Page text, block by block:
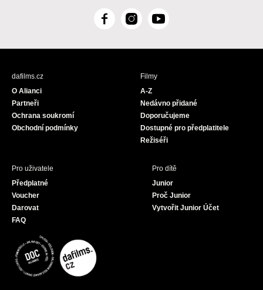
F
c
I
s
Y
u
dafilms.cz
O Alianci
Partneři
Ochrana soukromí
Obchodní podmínky
Filmy
A-Z
Nedávno přidané
Doporučujeme
Dostupné pro předplatitele
Režiséři
Pro uživatele
Předplatné
Voucher
Darovat
FAQ
Pro dítě
Junior
Proč Junior
Vytvořit Junior Účet